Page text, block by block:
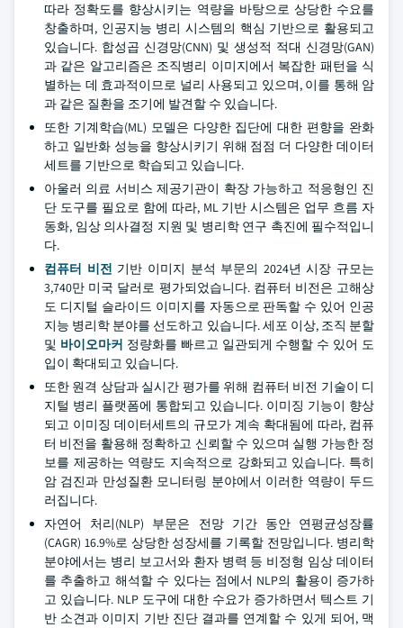
따라 정확도를 향상시키는 역량을 바탕으로 상당한 수요를
창출하며, 인공지능 병리 시스템의 핵심 기반으로 활용되고
있습니다. 합성곱 신경망(CNN) 및 생성적 적대 신경망(GAN)
과 같은 알고리즘은 조직병리 이미지에서 복잡한 패턴을 식
별하는 데 효과적이므로 널리 사용되고 있으며, 이를 통해 암
과 같은 질환을 조기에 발견할 수 있습니다.
또한 기계학습(ML) 모델은 다양한 집단에 대한 편향을 완화
하고 일반화 성능을 향상시키기 위해 점점 더 다양한 데이터
세트를 기반으로 학습되고 있습니다.
아울러 의료 서비스 제공기관이 확장 가능하고 적응형인 진
단 도구를 필요로 함에 따라, ML 기반 시스템은 업무 흐름 자
동화, 임상 의사결정 지원 및 병리학 연구 촉진에 필수적입니
다.
컴퓨터 비전 기반 이미지 분석 부문의 2024년 시장 규모는
3,740만 미국 달러로 평가되었습니다. 컴퓨터 비전은 고해상
도 디지털 슬라이드 이미지를 자동으로 판독할 수 있어 인공
지능 병리학 분야를 선도하고 있습니다. 세포 이상, 조직 분할
및 바이오마커 정량화를 빠르고 일관되게 수행할 수 있어 도
입이 확대되고 있습니다.
또한 원격 상담과 실시간 평가를 위해 컴퓨터 비전 기술이 디
지털 병리 플랫폼에 통합되고 있습니다. 이미징 기능이 향상
되고 이미징 데이터세트의 규모가 계속 확대됨에 따라, 컴퓨
터 비전을 활용해 정확하고 신뢰할 수 있으며 실행 가능한 정
보를 제공하는 역량도 지속적으로 강화되고 있습니다. 특히
암 검진과 만성질환 모니터링 분야에서 이러한 역량이 두드
러집니다.
자연어 처리(NLP) 부문은 전망 기간 동안 연평균성장률
(CAGR) 16.9%로 상당한 성장세를 기록할 전망입니다. 병리학
분야에서는 병리 보고서와 환자 병력 등 비정형 임상 데이터
를 추출하고 해석할 수 있다는 점에서 NLP의 활용이 증가하
고 있습니다. NLP 도구에 대한 수요가 증가하면서 텍스트 기
반 소견과 이미지 기반 진단 결과를 연계할 수 있게 되어, 맥